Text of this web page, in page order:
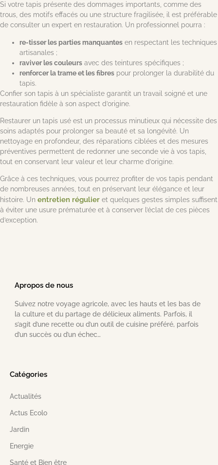
Si votre tapis présente des dommages importants, comme des
trous, des motifs effacés ou une structure fragilisée, il est préférable
de consulter un expert en restauration. Un professionnel pourra :
re-tisser les parties manquantes en respectant les techniques
artisanales ;
raviver les couleurs avec des teintures spécifiques ;
renforcer la trame et les fibres pour prolonger la durabilité du
tapis.
Confier son tapis à un spécialiste garantit un travail soigné et une
restauration fidèle à son aspect d’origine.
Restaurer un tapis usé est un processus minutieux qui nécessite des
soins adaptés pour prolonger sa beauté et sa longévité. Un
nettoyage en profondeur, des réparations ciblées et des mesures
préventives permettent de redonner une seconde vie à vos tapis,
tout en conservant leur valeur et leur charme d’origine.
Grâce à ces techniques, vous pourrez profiter de vos tapis pendant
de nombreuses années, tout en préservant leur élégance et leur
histoire. Un entretien régulier et quelques gestes simples suffisent
à éviter une usure prématurée et à conserver l’éclat de ces pièces
d’exception.
Apropos de nous
Suivez notre voyage agricole, avec les hauts et les bas de
la culture et du partage de délicieux aliments. Parfois, il
s’agit d’une recette ou d’un outil de cuisine préféré, parfois
d’un succès ou d’un échec…
Catégories
Actualités
Actus Ecolo
Jardin
Energie
Santé et Bien être